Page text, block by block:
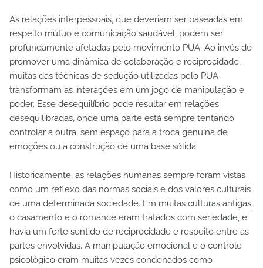
As relações interpessoais, que deveriam ser baseadas em
respeito mútuo e comunicação saudável, podem ser
profundamente afetadas pelo movimento PUA. Ao invés de
promover uma dinâmica de colaboração e reciprocidade,
muitas das técnicas de sedução utilizadas pelo PUA
transformam as interações em um jogo de manipulação e
poder. Esse desequilíbrio pode resultar em relações
desequilibradas, onde uma parte está sempre tentando
controlar a outra, sem espaço para a troca genuína de
emoções ou a construção de uma base sólida.
Historicamente, as relações humanas sempre foram vistas
como um reflexo das normas sociais e dos valores culturais
de uma determinada sociedade. Em muitas culturas antigas,
o casamento e o romance eram tratados com seriedade, e
havia um forte sentido de reciprocidade e respeito entre as
partes envolvidas. A manipulação emocional e o controle
psicológico eram muitas vezes condenados como